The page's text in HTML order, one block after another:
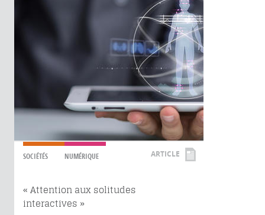
SOCIÉTÉS NUMÉRIQUE ARTICLE
« Attention aux solitudes
interactives »